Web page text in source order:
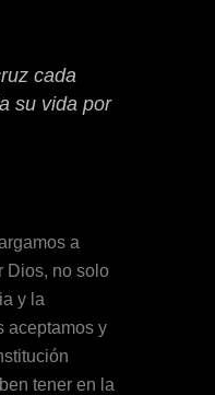
cada
su vida por
a
Dios, no solo
y la
aceptamos y
tener en la